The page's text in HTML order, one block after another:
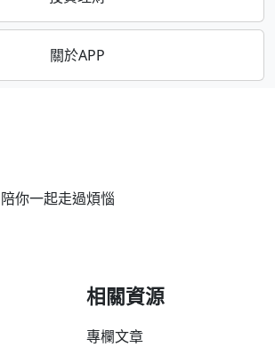
關於APP
你一起走過煩惱
相關資源
專欄文章